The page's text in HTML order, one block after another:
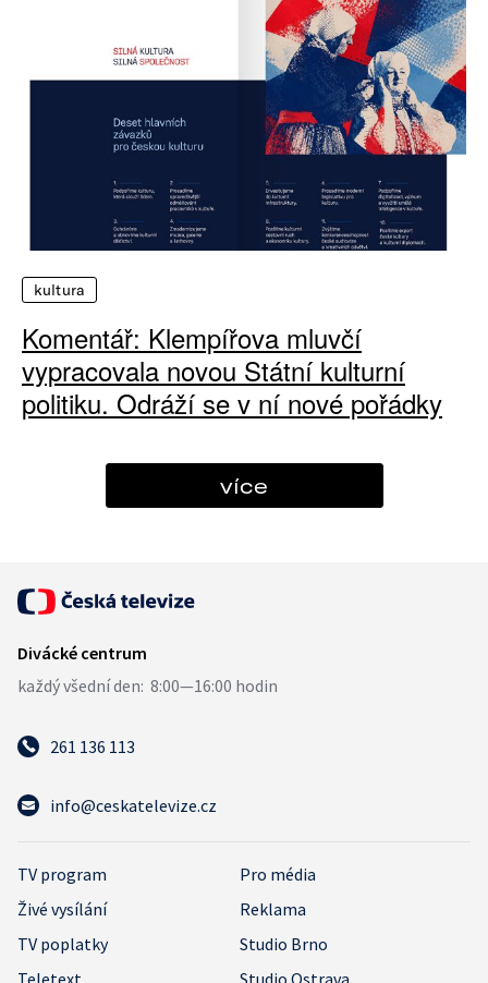
kultura
Komentář: Klempířova mluvčí
vypracovala novou Státní kulturní
politiku. Odráží se v ní nové pořádky
více
261 136 113
info@ceskatelevize.cz
TV program
Pro média
Živé vysílání
Reklama
TV poplatky
Studio Brno
Teletext
Studio Ostrava